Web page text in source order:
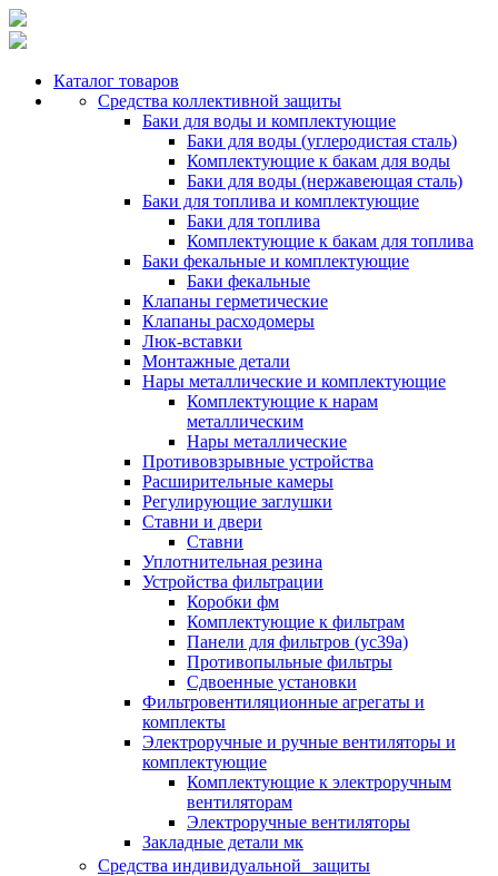
Каталог товаров
Средства коллективной защиты
Баки для воды и комплектующие
Баки для воды (углеродистая сталь)
Комплектующие к бакам для воды
Баки для воды (нержавеющая сталь)
Баки для топлива и комплектующие
Баки для топлива
Комплектующие к бакам для топлива
Баки фекальные и комплектующие
Баки фекальные
Клапаны герметические
Клапаны расходомеры
Люк-вставки
Монтажные детали
Нары металлические и комплектующие
Комплектующие к нарам
металлическим
Нары металлические
Противовзрывные устройства
Расширительные камеры
Регулирующие заглушки
Ставни и двери
Ставни
Уплотнительная резина
Устройства фильтрации
Коробки фм
Комплектующие к фильтрам
Панели для фильтров (ус39а)
Противопыльные фильтры
Сдвоенные установки
Фильтровентиляционные агрегаты и
комплекты
Электроручные и ручные вентиляторы и
комплектующие
Комплектующие к электроручным
вентиляторам
Электроручные вентиляторы
Закладные детали мк
Средства индивидуальной защиты